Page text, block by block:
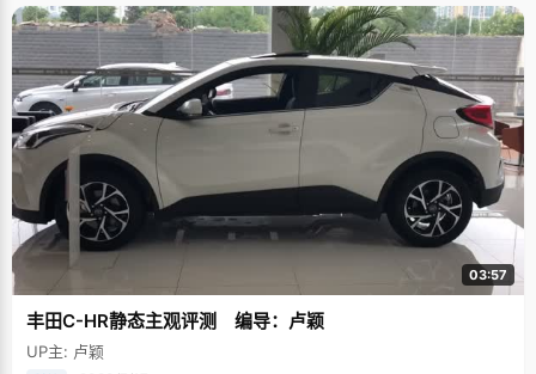
03:57
丰田C-HR静态主观评测 编导：卢颖
UP主: 卢颖